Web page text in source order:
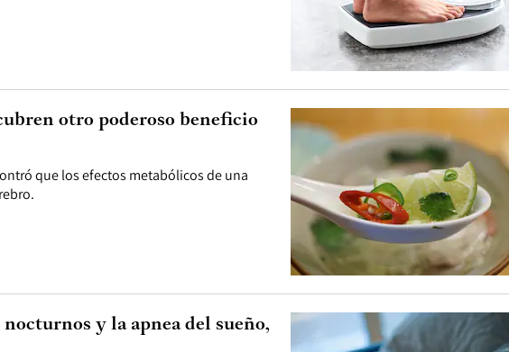
que los efectos metabólicos de una
otro poderoso beneficio
y la apnea del sueño,